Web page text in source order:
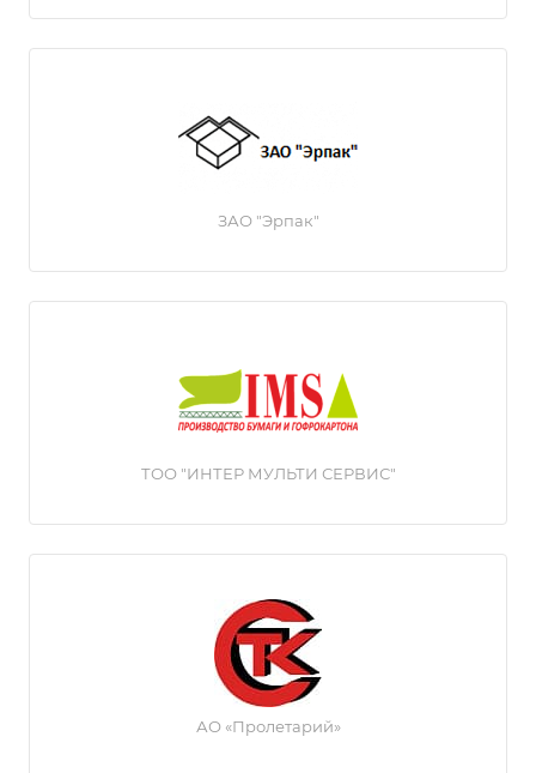
ЗАО "Эрпак"
ТОО "ИНТЕР МУЛЬТИ СЕРВИС"
АО «Пролетарий»